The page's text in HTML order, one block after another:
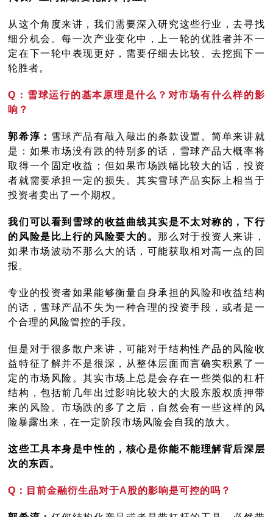
从这个角度来讲，我们需要深入研究这些行业，去寻找
细分机会。每一次产业变化中，上一轮的优胜者并不一
定在下一轮中表现更好，需要仔细去比较、去挖掘下一
轮胜者。
Q：雪球运行的基本原理是什么？对市场有什么样的影
响？
郭希淳： 雪球产品有敲入敲出的条款设置。简单来讲就
是：如果市场没有跌的特别多的话，雪球产品大概率将
取得一个固定收益；但如果市场跌幅比较大的话，投资
者就需要承担一定的损失。其实雪球产品实际上相当于
投资者卖出了一个期权。
我们可以看到雪球的收益曲线其实是不太对称的，下行
的风险是比上行的风险要大的。那么对于投资人来讲，
如果市场波动不那么大的话，可能获取相对高一点的回
报。
专业的投资者如果能够衡量自身承担的风险和收益结构
的话，雪球产品不失为一种合理的投资手段，或者是一
个合理的风险管控的手段。
但是对于很多散户来讲，可能对于结构性产品的风险收
益特征了解并不是很深，从整体层面而言确实积累了一
定的市场风险。其实市场上总是会存在一些类似的杠杆
结构，包括前几年出过影响比较大的大股东股权质押带
来的风险。市场跌的多了之后，自然会有一些这样的风
险暴露出来，在一定阶段市场风险会自我的放大。
这些工具本身是中性的，核心是你能不能理解背后深层
次的东西。
Q：目前金融衍生品对于A股的影响是可控的吗？